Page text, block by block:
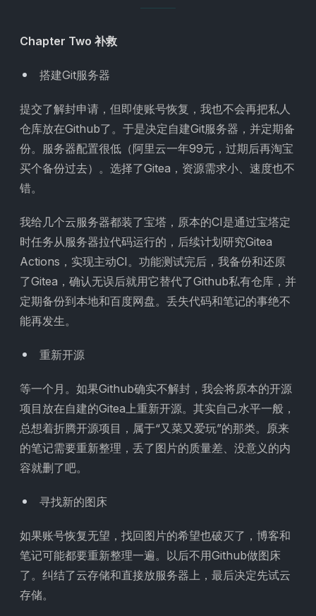
Chapter Two 补救
搭建Git服务器
提交了解封申请，但即使账号恢复，我也不会再把私人
仓库放在Github了。于是决定自建Git服务器，并定期备
份。服务器配置很低（阿里云一年99元，过期后再淘宝
买个备份过去）。选择了Gitea，资源需求小、速度也不
错。
我给几个云服务器都装了宝塔，原本的CI是通过宝塔定
时任务从服务器拉代码运行的，后续计划研究Gitea
Actions，实现主动CI。功能测试完后，我备份和还原
了Gitea，确认无误后就用它替代了Github私有仓库，并
定期备份到本地和百度网盘。丢失代码和笔记的事绝不
能再发生。
重新开源
等一个月。如果Github确实不解封，我会将原本的开源
项目放在自建的Gitea上重新开源。其实自己水平一般，
总想着折腾开源项目，属于“又菜又爱玩”的那类。原来
的笔记需要重新整理，丢了图片的质量差、没意义的内
容就删了吧。
寻找新的图床
如果账号恢复无望，找回图片的希望也破灭了，博客和
笔记可能都要重新整理一遍。以后不用Github做图床
了。纠结了云存储和直接放服务器上，最后决定先试云
存储。